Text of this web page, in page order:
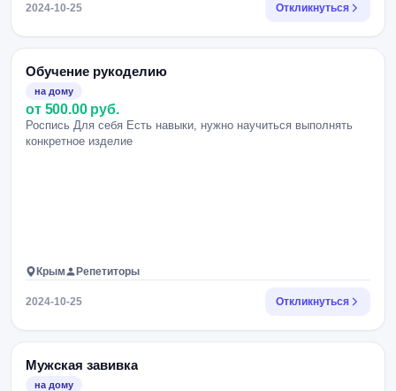
2024-10-25 Откликнуться
Обучение рукоделию
на дому
от 500.00 руб.
Роспись Для себя Есть навыки, нужно научиться выполнять
конкретное изделие
Крым Репетиторы
2024-10-25 Откликнуться
Мужская завивка
на дому